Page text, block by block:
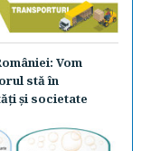
Vom
stă în
şi societate